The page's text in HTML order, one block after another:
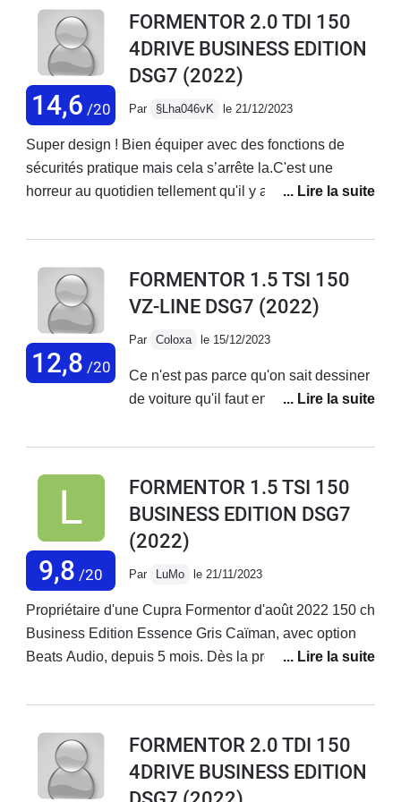
14,6 /20
FORMENTOR 2.0 TDI 150
4DRIVE BUSINESS EDITION
DSG7 (2022)
Par §Lha046vK le 21/12/2023
Super design ! Bien équiper avec des fonctions de
sécurités pratique mais cela s’arrête la.C'est une
horreur au quotidien tellement qu'il y a de bugs. Écran
téléphone. Le toit ouvrant qui s'ouvre tout seul et
consommation est un peu excessive 7.5 l.
12,8 /20
FORMENTOR 1.5 TSI 150
VZ-LINE DSG7 (2022)
Par Coloxa le 15/12/2023
Ce n'est pas parce qu'on sait dessiner
de voiture qu'il faut en fabriquer...
9,8 /20
FORMENTOR 1.5 TSI 150
BUSINESS EDITION DSG7
(2022)
Par LuMo le 21/11/2023
Propriétaire d'une Cupra Formentor d'août 2022 150 ch
Business Edition Essence Gris Caïman, avec option
Beats Audio, depuis 5 mois. Dès la première semaine
apparaissent avec des niveaux de dangerosité de plus
: - Dès la première semaine, le système de son qui ne
fonctionnait plus du tout, ni radio, ni téléphone et ni
bips de radars pendant toute une journée malgré les
FORMENTOR 2.0 TDI 150
4DRIVE BUSINESS EDITION